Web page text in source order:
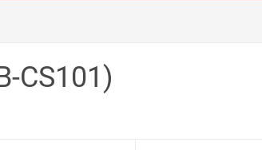
CS101)